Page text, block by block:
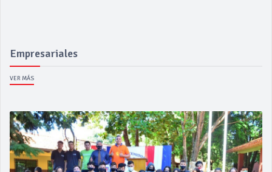
Empresariales
VER MÁS